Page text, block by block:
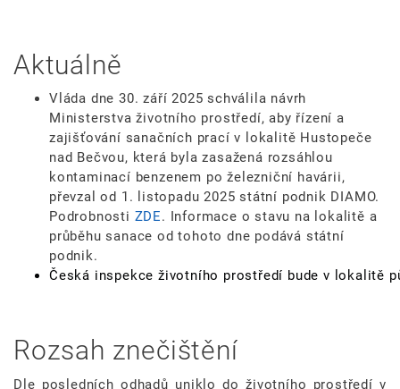
Aktuálně
Vláda dne 30. září 2025 schválila návrh
Ministerstva životního prostředí, aby řízení a
zajišťování sanačních prací v lokalitě Hustopeče
nad Bečvou, která byla zasažená rozsáhlou
kontaminací benzenem po železniční havárii,
převzal od 1. listopadu 2025 státní podnik DIAMO.
Podrobnosti ZDE. Informace o stavu na lokalitě a
průběhu sanace od tohoto dne podává státní
podnik.
Česká inspekce životního prostředí bude v lokalitě
Rozsah znečištění
Dle posledních odhadů uniklo do životního prostředí v